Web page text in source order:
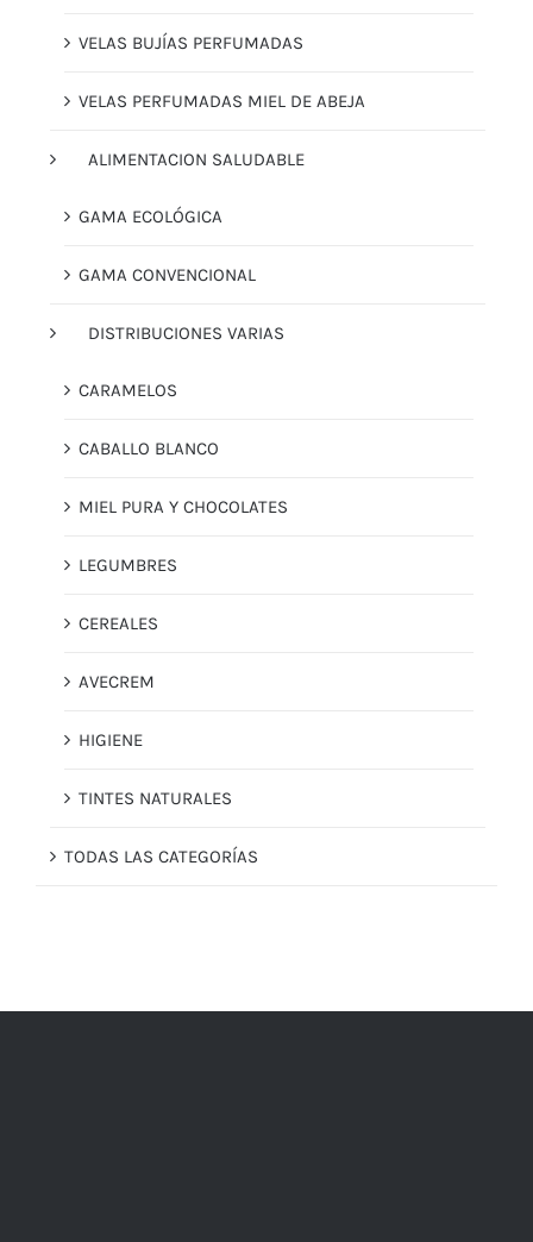
VELAS BUJÍAS PERFUMADAS
VELAS PERFUMADAS MIEL DE ABEJA
ALIMENTACION SALUDABLE
GAMA ECOLÓGICA
GAMA CONVENCIONAL
DISTRIBUCIONES VARIAS
CARAMELOS
CABALLO BLANCO
MIEL PURA Y CHOCOLATES
LEGUMBRES
CEREALES
AVECREM
HIGIENE
TINTES NATURALES
TODAS LAS CATEGORÍAS